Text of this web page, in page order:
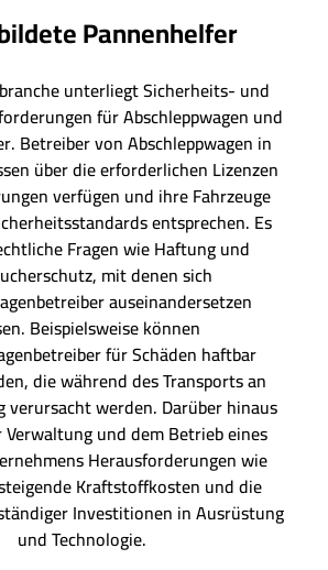
Pannenhelfer
unterliegt Sicherheits- und
für Abschleppwagen und
Betreiber von Abschleppwagen in
über die erforderlichen Lizenzen
verfügen und ihre Fahrzeuge
entsprechen. Es
Fragen wie Haftung und
mit denen sich
auseinandersetzen
Beispielsweise können
für Schäden haftbar
die während des Transports an
verursacht werden. Darüber hinaus
und dem Betrieb eines
Herausforderungen wie
Kraftstoffkosten und die
Investitionen in Ausrüstung
und Technologie.